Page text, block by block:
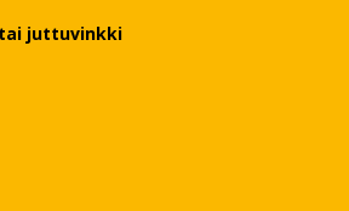
juttuvinkki